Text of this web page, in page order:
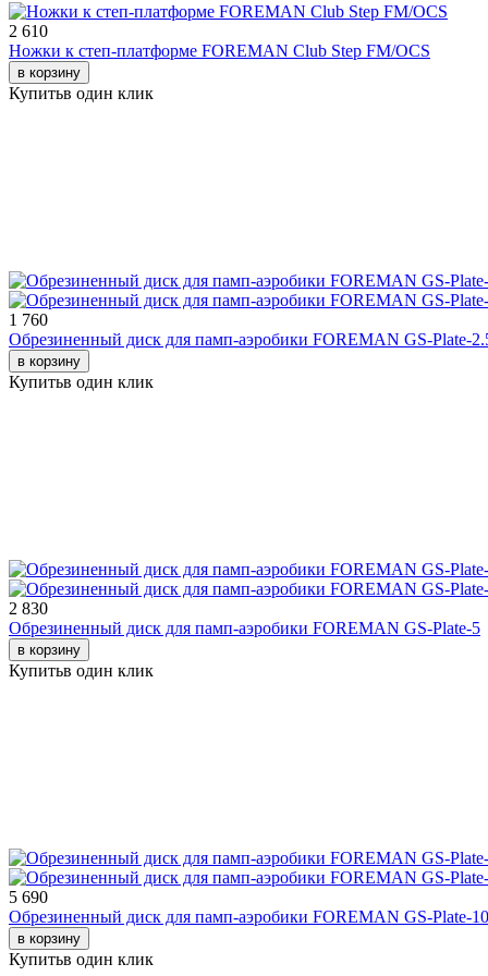
2 610
Ножки к стeп-плaтфopме FOREMAN Club Step FM/OCS
в корзину
Купитьв один клик
1 760
Обрезиненный диск для памп-аэробики FOREMAN GS-Plate-
в корзину
Купитьв один клик
2 830
Обрезиненный диск для памп-аэробики FOREMAN GS-Plate-5
в корзину
Купитьв один клик
5 690
Обрезиненный диск для памп-аэробики FOREMAN GS-Plate-10
в корзину
Купитьв один клик